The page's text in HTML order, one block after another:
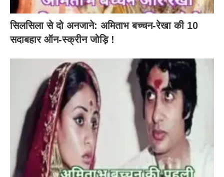
सिलसिला से दो अनजाने: अमिताभ बच्चन-रेखा की 10
सदाबहार ऑन-स्क्रीन जोड़ि !